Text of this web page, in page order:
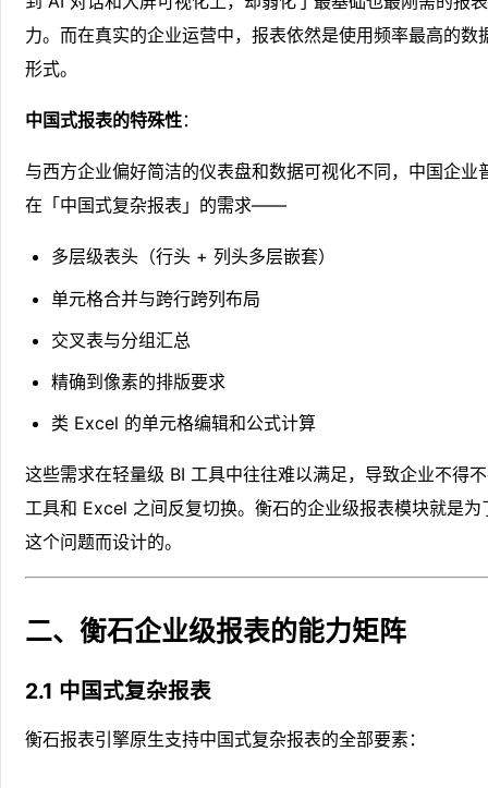
力。而在真实的企业运营中，报表依然是使用频率最高的数
形式。
中国式报表的特殊性：
与西方企业偏好简洁的仪表盘和数据可视化不同，中国企业
在「中国式复杂报表」的需求——
多层级表头（行头 + 列头多层嵌套）
单元格合并与跨行跨列布局
交叉表与分组汇总
精确到像素的排版要求
类 Excel 的单元格编辑和公式计算
这些需求在轻量级 BI 工具中往往难以满足，导致企业不得
工具和 Excel 之间反复切换。衡石的企业级报表模块就是为
这个问题而设计的。
二、衡石企业级报表的能力矩阵
2.1 中国式复杂报表
衡石报表引擎原生支持中国式复杂报表的全部要素：